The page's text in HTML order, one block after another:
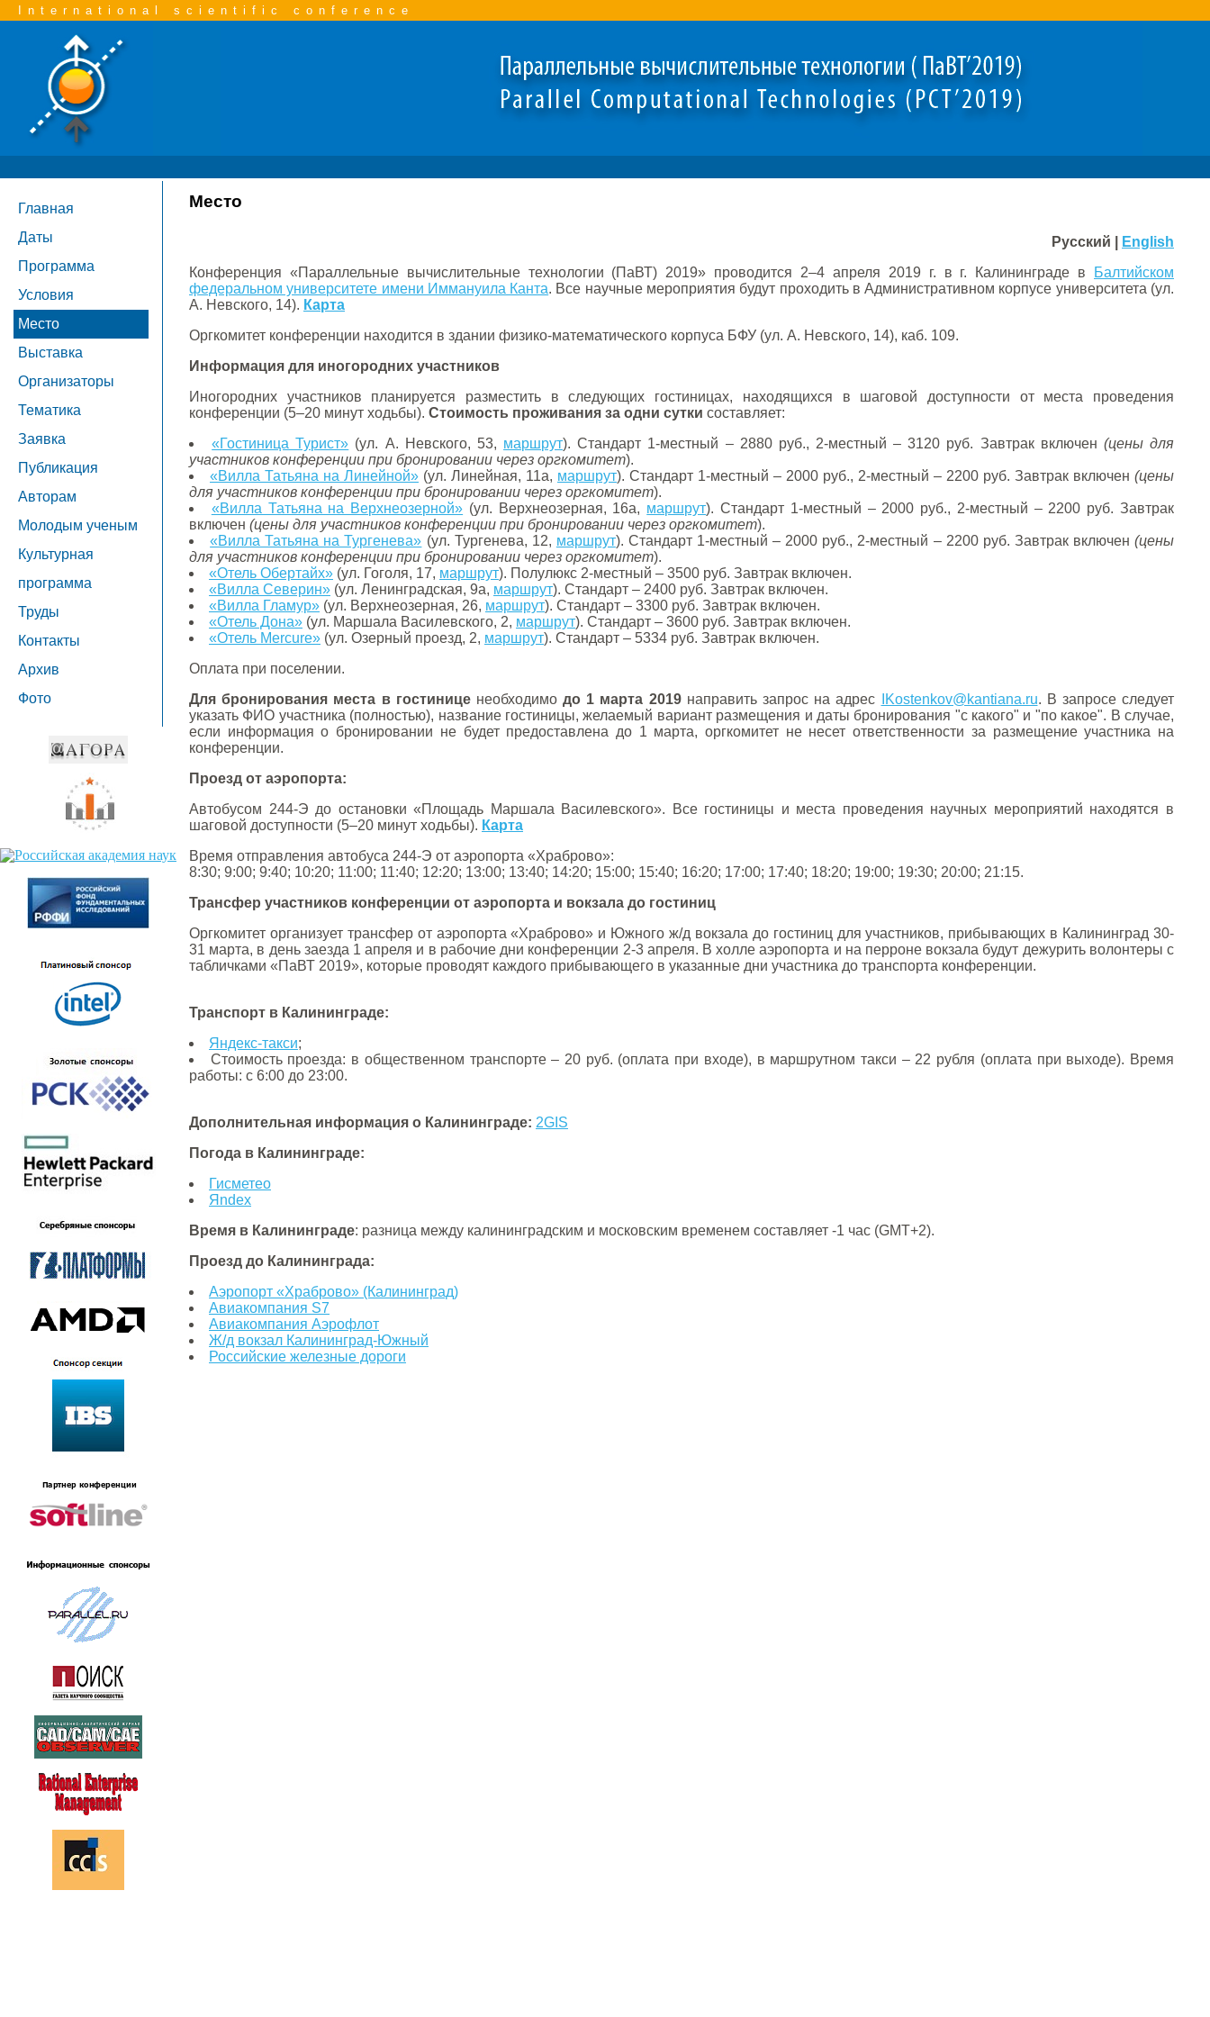
International scientific conference
Главная
Даты
Программа
Условия
Место
Выставка
Организаторы
Тематика
Заявка
Публикация
Авторам
Молодым ученым
Культурная
программа
Труды
Контакты
Архив
Фото
Место
Русский |
English
Конференция «Параллельные вычислительные технологии (ПаВТ) 2019» проводится 2–4 апреля 2019 г. в г. Калининграде в
Балтийском
федеральном университете имени Иммануила Канта. Все научные мероприятия будут проходить в Административном корпусе университета (ул.
А. Невского, 14). Карта
Оргкомитет конференции находится в здании физико-математического корпуса БФУ (ул. А. Невского, 14), каб. 109.
Информация для иногородних участников
Иногородних участников планируется разместить в следующих гостиницах, находящихся в шаговой доступности от места проведения
конференции (5–20 минут ходьбы). Стоимость проживания за одни сутки составляет:
«Гостиница Турист» (ул. А. Невского, 53, маршрут). Стандарт 1-местный – 2880 руб., 2-местный – 3120 руб. Завтрак включен (цены для
участников конференции при бронировании через оргкомитет).
«Вилла Татьяна на Линейной» (ул. Линейная, 11а, маршрут). Стандарт 1-местный – 2000 руб., 2-местный – 2200 руб. Завтрак включен (цены
для участников конференции при бронировании через оргкомитет).
«Вилла Татьяна на Верхнеозерной» (ул. Верхнеозерная, 16а, маршрут). Стандарт 1-местный – 2000 руб., 2-местный – 2200 руб. Завтрак
включен (цены для участников конференции при бронировании через оргкомитет).
«Вилла Татьяна на Тургенева» (ул. Тургенева, 12, маршрут). Стандарт 1-местный – 2000 руб., 2-местный – 2200 руб. Завтрак включен(цены
для участников конференции при бронировании через оргкомитет).
«Отель Обертайх» (ул. Гоголя, 17, маршрут). Полулюкс 2-местный – 3500 руб. Завтрак включен.
«Вилла Северин» (ул. Ленинградская, 9а, маршрут). Стандарт – 2400 руб. Завтрак включен.
«Вилла Гламур» (ул. Верхнеозерная, 26, маршрут). Стандарт – 3300 руб. Завтрак включен.
«Отель Дона» (ул. Маршала Василевского, 2, маршрут). Стандарт – 3600 руб. Завтрак включен.
«Отель Mercure» (ул. Озерный проезд, 2, маршрут). Стандарт – 5334 руб. Завтрак включен.
Оплата при поселении.
Для бронирования места в гостиниценеобходимодо 1 марта 2019направить запрос на адрес IKostenkov@kantiana.ru. В запросе следует
указать ФИО участника (полностью), название гостиницы, желаемый вариант размещения и даты бронирования "с какого" и "по какое". В случае,
если информация о бронировании не будет предоставлена до 1 марта, оргкомитет не несет ответственности за размещение участника на
конференции.
Проезд от аэропорта:
Автобусом 244-Э до остановки «Площадь Маршала Василевского». Все гостиницы и места проведения научных мероприятий находятся в
шаговой доступности (5–20 минут ходьбы). Карта
Время отправления автобуса 244-Э от аэропорта «Храброво»:
8:30; 9:00; 9:40; 10:20; 11:00; 11:40; 12:20; 13:00; 13:40; 14:20; 15:00; 15:40; 16:20; 17:00; 17:40; 18:20; 19:00; 19:30; 20:00; 21:15.
Трансфер участников конференции от аэропорта и вокзала до гостиниц
Оргкомитет организует трансфер от аэропорта «Храброво» и Южного ж/д вокзала до гостиниц для участников, прибывающих в Калининград 30-
31 марта, в день заезда 1 апреля и в рабочие дни конференции 2-3 апреля. В холле аэропорта и на перроне вокзала будут дежурить волонтеры с
табличками «ПаВТ 2019», которые проводят каждого прибывающего в указанные дни участника до транспорта конференции.
Транспорт в Калининграде:
Яндекс-такси;
Стоимость проезда: в общественном транспорте – 20 руб. (оплата при входе), в маршрутном такси – 22 рубля (оплата при выходе). Время
работы: с 6:00 до 23:00.
Дополнительная информация о Калининграде: 2GIS
Погода в Калининграде:
Гисметео
Яndex
Время в Калининграде: разница между калининградским и московским временем составляет -1 час (GMT+2).
Проезд до Калининграда:
Аэропорт «Храброво» (Калининград)
Авиакомпания S7
Авиакомпания Аэрофлот
Ж/д вокзал Калининград-Южный
Российские железные дороги